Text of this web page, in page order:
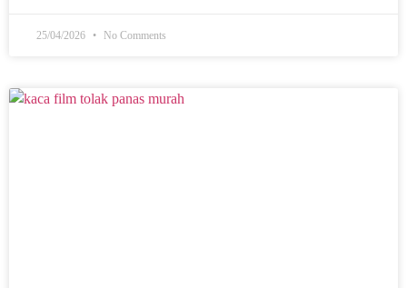
25/04/2026 No Comments